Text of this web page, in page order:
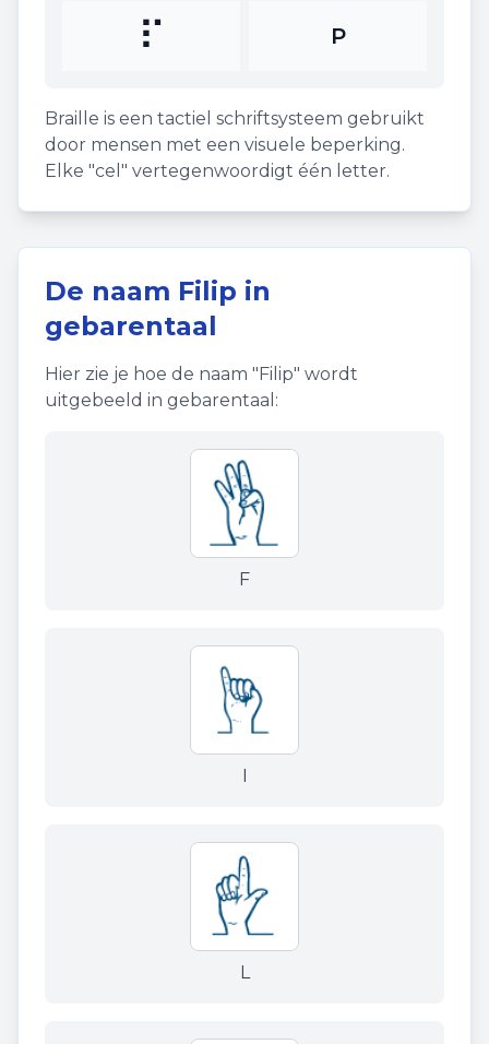
⠏ P
Braille is een tactiel schriftsysteem gebruikt
door mensen met een visuele beperking.
Elke "cel" vertegenwoordigt één letter.
De naam Filip in
gebarentaal
Hier zie je hoe de naam "Filip" wordt
uitgebeeld in gebarentaal:
F
I
L